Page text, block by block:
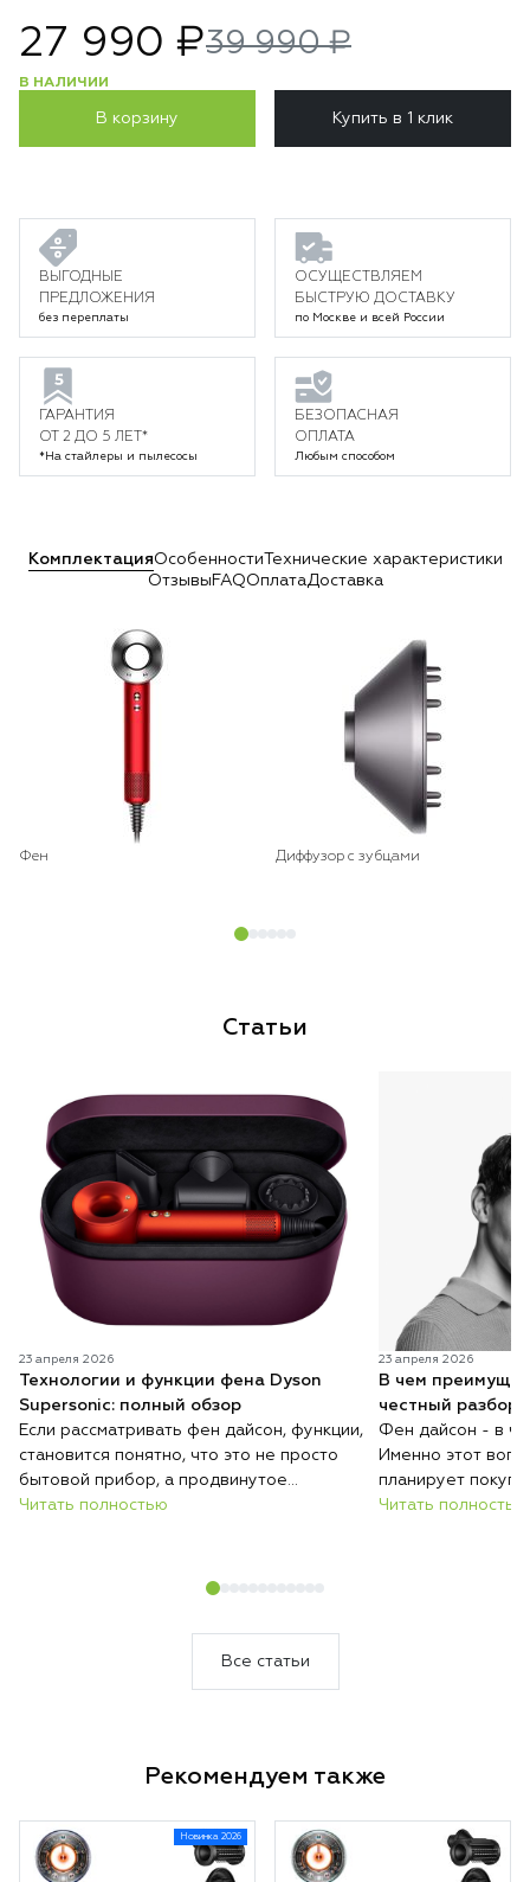
27 990 ₽39 990 ₽
В НАЛИЧИИ
В корзину Купить в 1 клик
ВЫГОДНЫЕ
ПРЕДЛОЖЕНИЯ
без переплаты
ОСУЩЕСТВЛЯЕМ
БЫСТРУЮ ДОСТАВКУ
по Москве и всей России
ГАРАНТИЯ
ОТ 2 ДО 5 ЛЕТ*
*На стайлеры и пылесосы
БЕЗОПАСНАЯ
ОПЛАТА
Любым способом
КомплектацияОсобенности Технические характеристики
Отзывы FAQОплатаДоставка
Фен Диффузор с зубцами
Статьи
23 апреля 2026
Технологии и функции фена Dyson
Supersonic: полный обзор
Если рассматривать фен дайсон, функции,
становится понятно, что это не просто
бытовой прибор, а продвинутое
устройство для ухода за волосами.
только быстро сушить, но и безопасно
и защите волос. Каждая функция здесь
Читать полностью
23 апреля 2026
В чем
честный разбор
Фен дайсон - в
Именно этот
планирует
понимать: речь
покупкой важно
чтобы решение
Читать полностью
Все статьи
Рекомендуем также
Новинка 2026